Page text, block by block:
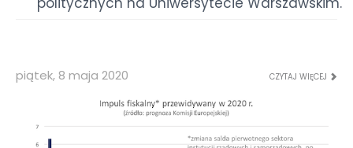
piątek, 8 maja 2020 CZYTAJ WIĘCEJ